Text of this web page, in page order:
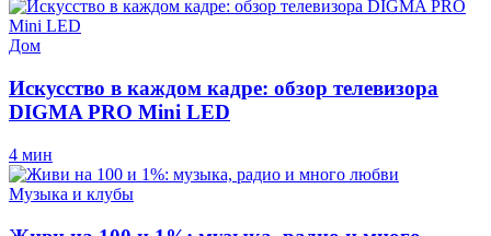
Дом
Искусство в каждом кадре: обзор телевизора
DIGMA PRO Mini LED
4 мин
Музыка и клубы